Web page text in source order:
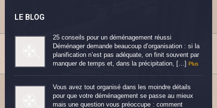
LE BLOG
25 conseils pour un déménagement réussi
Déménager demande beaucoup d’organisation : si la
planification n’est pas adéquate, on finit souvent par
manquer de temps et, dans la précipitation, […]
Plus
Vous avez tout organisé dans les moindre détails
pour que votre déménagement se passe au mieux
mais une question vous préoccupe : comment